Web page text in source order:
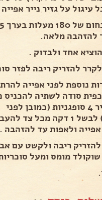
עיגול על גזיר נייר
לאפות
להזהבה מלאה.
אחד ולבדוק .
להזריק ריבה לפזר
נוספת לפני אפייה
סודה לשתיה להכניס
פעם לסיר 4 סופגניות (כמובן לפני
האפייה) לבשל 1 דקה מכל צד
ולאפות עד להזהבה .
ריבה ולקשט עם
שוקולד מומס ומעל